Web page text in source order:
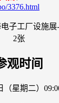
3376.html
观时间
（星期二）